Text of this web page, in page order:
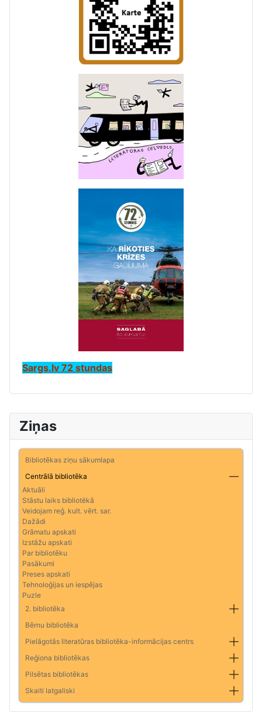
Ziņas
Bibliotēkas ziņu sākumlapa
Centrālā bibliotēka
Aktuāli
Stāstu laiks bibliotēkā
Veidojam reģ. kult. vērt. sar.
Dažādi
Grāmatu apskati
Izstāžu apskati
Par bibliotēku
Pasākumi
Preses apskati
Tehnoloģijas un iespējas
Puzle
2. bibliotēka
Bērnu bibliotēka
Pielāgotās literatūras bibliotēka-informācijas centrs
Reģiona bibliotēkas
Pilsētas bibliotēkas
Skaiti latgaliski
Sargs.lv 72 stundas